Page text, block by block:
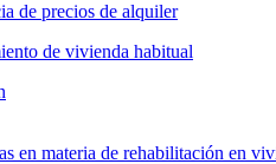
de precios de alquiler
de vivienda habitual
en materia de rehabilitación en